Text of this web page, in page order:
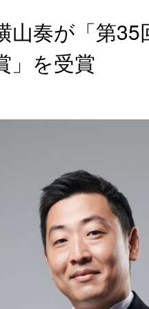
山奏が「第35
」を受賞